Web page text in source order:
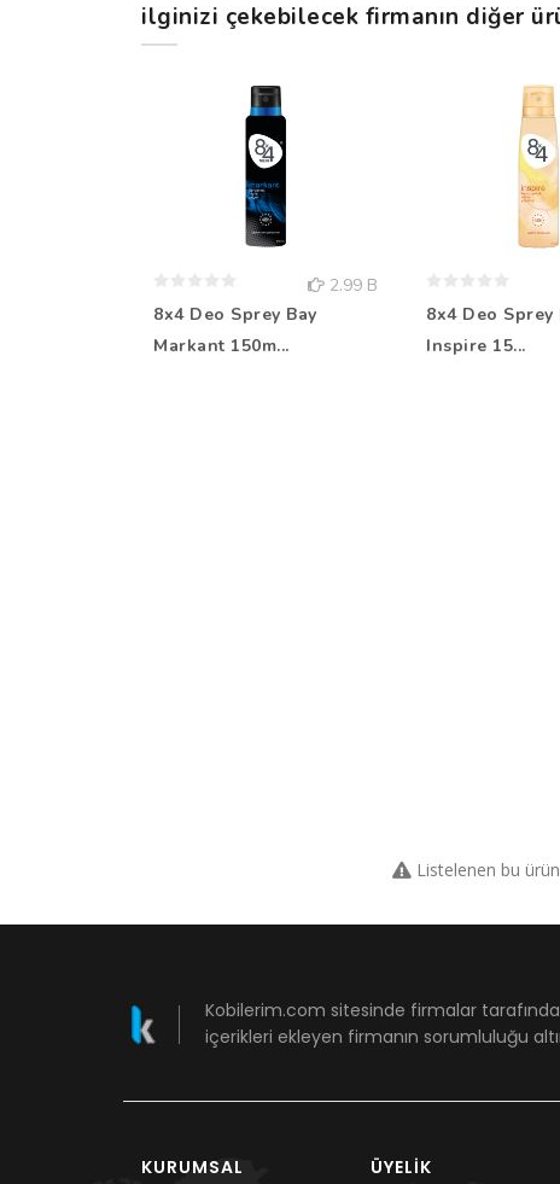
ilginizi çekebilecek firmanın diğer
2.99 B
8x4 Deo Sprey Bay
Markant 150m...
8x4 Deo Sprey
Inspire 15...
Listelenen bu
Kobilerim.com sitesinde firmalar
içerikleri ekleyen firmanın sorumluluğu
KURUMSAL ÜYELIK